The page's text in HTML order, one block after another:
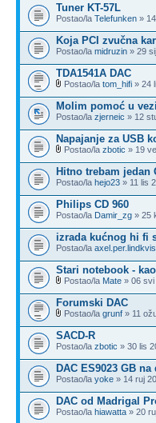
Tuner KT-57L
Postao/la Telefunken »
Koja PCI zvučna
Postao/la midruzin » 29
TDA1541A DAC
Postao/la tom_hifi » 24
Molim pomoć u
Postao/la zjerneic » 12
Napajanje za USB
Postao/la zbotic » 19
Hitno trebam jedan
Postao/la hejo23 » 11 lis
Philips CD 960
Postao/la Damir_zg » 25
izrada kućnog hi fi
Postao/la
Stari notebook -
Postao/la Mate » 06 svi
Forumski DAC
Postao/la grunf » 11
SACD-R
Postao/la zbotic » 30 lis
DAC ES9023 GB
Postao/la yoke » 14 ruj
DAC od Madrigal
Postao/la hiawatta » 20